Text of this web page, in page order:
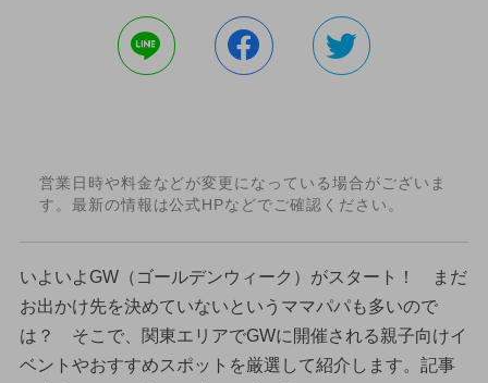
営業日時や料金などが変更になっている場合がございま
す。最新の情報は公式HPなどでご確認ください。
いよいよGW（ゴールデンウィーク）がスタート！ まだ
お出かけ先を決めていないというママパパも多いので
は？ そこで、関東エリアでGWに開催される親子向けイ
ベントやおすすめスポットを厳選して紹介します。記事